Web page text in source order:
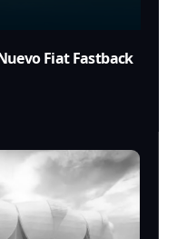
Fiat Fastback